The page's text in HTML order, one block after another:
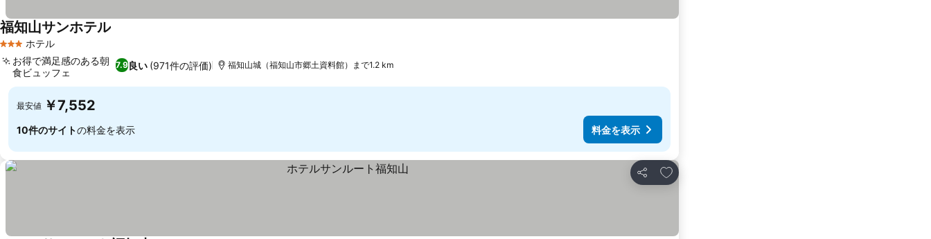
3 ホテルのランク
ホテル
福知山サンホテル
7.9良い (971件の評価)
お得で満足感のある朝
食ビュッフェ
福知山城（福知山市郷土資料館）まで1.2 km
最安値 ￥7,552
10件のサイトの料金を表示 料金を表示
シェア
お気に入りに追加